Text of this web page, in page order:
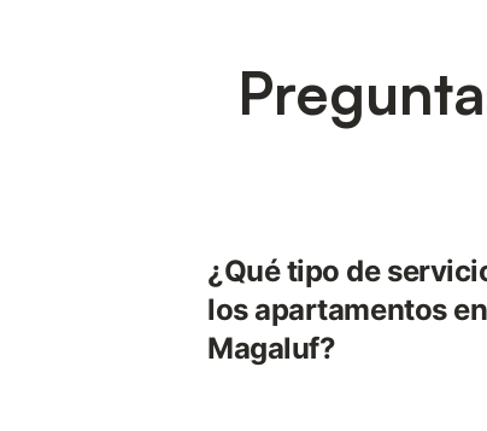
¿Qué tipo de
los apartamentos
Magaluf?